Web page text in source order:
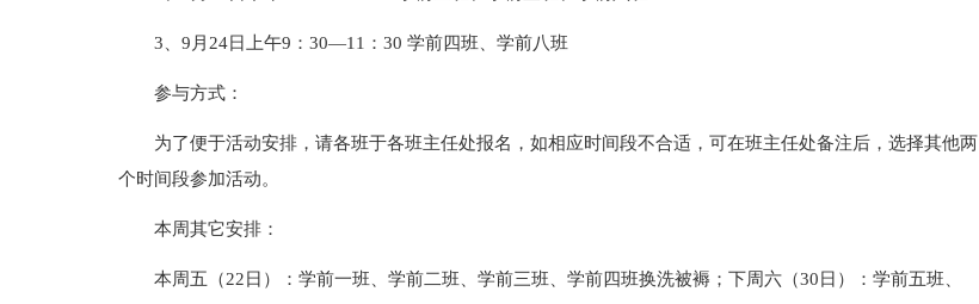
3、9月24日上午9：30—11：30 学前四班、学前八班
参与方式：
为了便于活动安排，请各班于各班主任处报名，如相应时间段不合适，可在班主任处备注后，选择其他两
个时间段参加活动。
本周其它安排：
本周五（22日）：学前一班、学前二班、学前三班、学前四班换洗被褥；下周六（30日）：学前五班、